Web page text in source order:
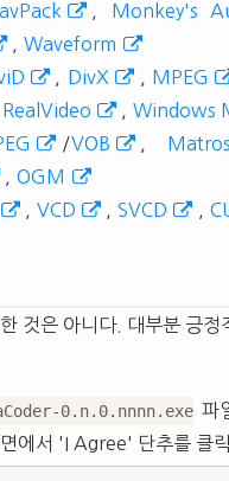
Monkey's
Waveform
DivX
MPEG
RealVideo
Windows
/VOB
OGM
VCD SVCD
것은 아니다. 대부분 긍
0.n.0.nnnn.exe 파
에서 'I Agree' 단추를 클